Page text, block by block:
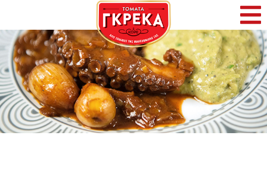
Αρχική
Η Γκρέκα
Προϊόντα